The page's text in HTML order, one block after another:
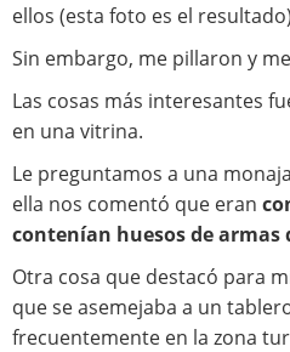
ellos (esta foto es el
Sin embargo, me pillaron y
Las cosas más interesantes
en una vitrina.
Le preguntamos a una
ella nos comentó que eran
contenían huesos de armas
Otra cosa que destacó para
que se asemejaba a un
frecuentemente en la zona